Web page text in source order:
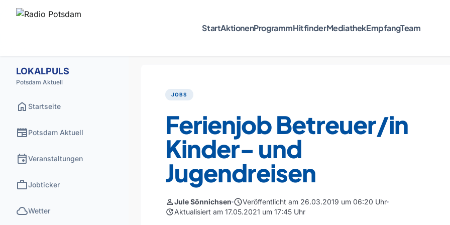
StartAktionenProgrammHitfinderMediathekEmpfangTeam
LOKALPULS
Potsdam Aktuell
home Startseite
newspaperPotsdam Aktuell
eventVeranstaltungen
workJobticker
cloudWetter
JOBS
Ferienjob Betreuer/in
Kinder- und
Jugendreisen
personJule Sönnichsen scheduleVeröffentlicht am 26.03.2019 um 06:20 Uhr
updateAktualisiert am 17.05.2021 um 17:45 Uhr